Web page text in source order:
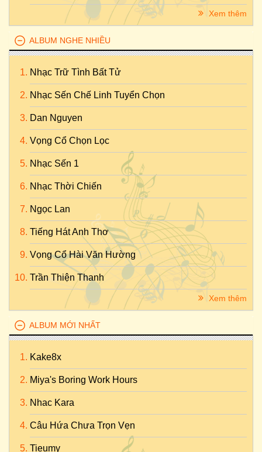
Xem thêm
ALBUM NGHE NHIỀU
Nhạc Trữ Tình Bất Tử
Nhạc Sến Chế Linh Tuyển Chọn
Dan Nguyen
Vọng Cổ Chọn Lọc
Nhạc Sến 1
Nhạc Thời Chiến
Ngọc Lan
Tiếng Hát Anh Thơ
Vọng Cổ Hài Văn Hường
Trần Thiện Thanh
Xem thêm
ALBUM MỚI NHẤT
Kake8x
Miya's Boring Work Hours
Nhac Kara
Câu Hứa Chưa Trọn Vẹn
Tieumy